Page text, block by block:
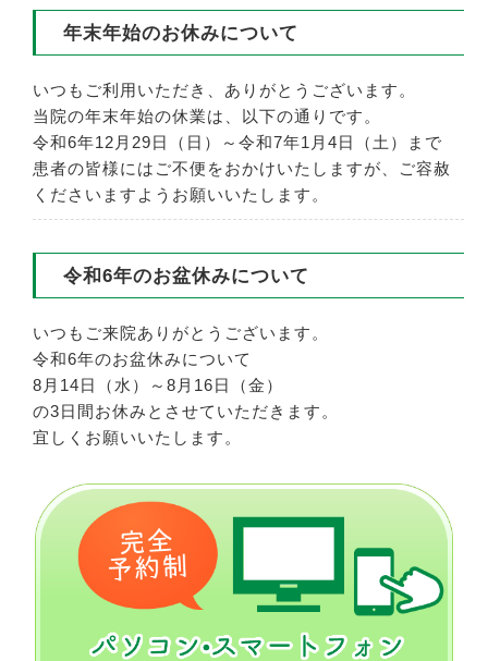
年末年始のお休みについて
いつもご利用いただき、ありがとうございます。
当院の年末年始の休業は、以下の通りです。
令和6年12月29日（日）～令和7年1月4日（土）まで
患者の皆様にはご不便をおかけいたしますが、ご容赦
くださいますようお願いいたします。
令和6年のお盆休みについて
いつもご来院ありがとうございます。
令和6年のお盆休みについて
8月14日（水）～8月16日（金）
の3日間お休みとさせていただきます。
宜しくお願いいたします。